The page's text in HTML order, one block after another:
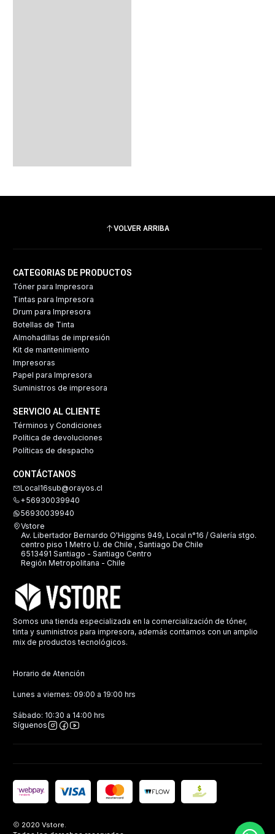
VOLVER ARRIBA
CATEGORIAS DE PRODUCTOS
Tóner para Impresora
Tintas para Impresora
Drum para Impresora
Botellas de Tinta
Almohadillas de impresión
Kit de mantenimiento
Impresoras
Papel para Impresora
Suministros de impresora
SERVICIO AL CLIENTE
Términos y Condiciones
Política de devoluciones
Políticas de despacho
CONTÁCTANOS
Local16sub@orayos.cl
+56930039940
56930039940
Vstore
Av. Libertador Bernardo O'Higgins 949, Local n°16 / Galería stgo.
centro piso 1 Metro U. de Chile , Santiago De Chile
6513491 Santiago - Santiago Centro
Región Metropolitana - Chile
Somos una tienda especializada en la comercialización de tóner,
tinta y suministros para impresora, además contamos con un amplio
mix de productos tecnológicos.
Horario de Atención
Lunes a viernes: 09:00 a 19:00 hrs
Sábado: 10:30 a 14:00 hrs
Síguenos
2020 Vstore.